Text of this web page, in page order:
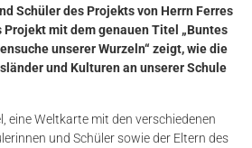
Schüler des Projekts von Herrn Ferres
Projekt mit dem genauen Titel „Buntes
unserer Wurzeln“ zeigt, wie die
und Kulturen an unserer Schule
eine Weltkarte mit den verschiedenen
und Schüler sowie der Eltern des